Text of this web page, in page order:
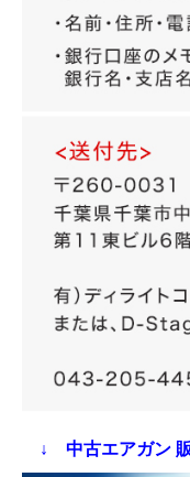
↓ 中古エアガン